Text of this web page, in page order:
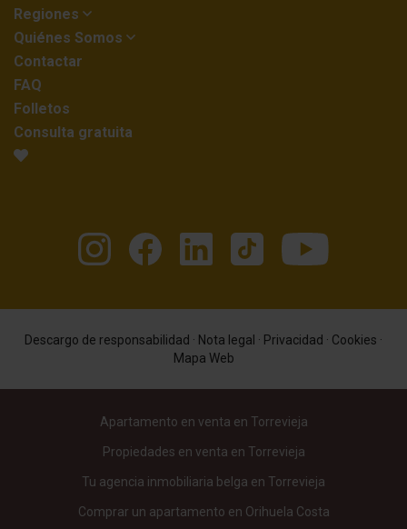
Regiones
Quiénes Somos
Contactar
FAQ
Folletos
Consulta gratuita
Descargo de responsabilidad · Nota legal · Privacidad · Cookies ·
Mapa Web
Apartamento en venta en Torrevieja
Propiedades en venta en Torrevieja
Tu agencia inmobiliaria belga en Torrevieja
Comprar un apartamento en Orihuela Costa